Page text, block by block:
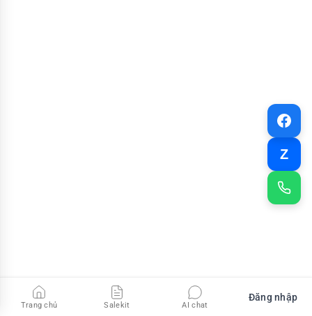
Z
Trang chủ Salekit AI chat
Đăng nhập